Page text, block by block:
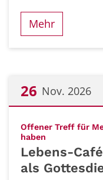
Mehr
26 Nov. 2026
Offener Treff für
haben
Lebens-
als